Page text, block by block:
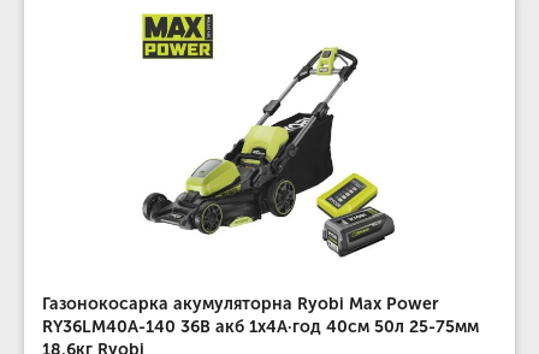
Газонокосарка акумуляторна Ryobi Max Power
RY36LM40A-140 36В акб 1х4А·год 40см 50л 25-75мм
18.6кг Ryobi